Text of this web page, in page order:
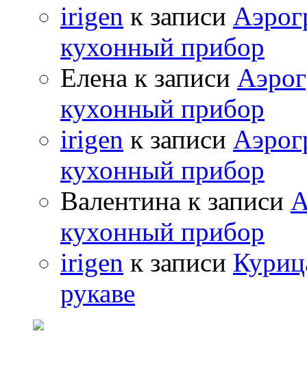
irigen к записи
кухонный прибор
Елена к записи
кухонный прибор
irigen к записи
кухонный прибор
Валентина к записи
кухонный прибор
irigen к записи
рукаве